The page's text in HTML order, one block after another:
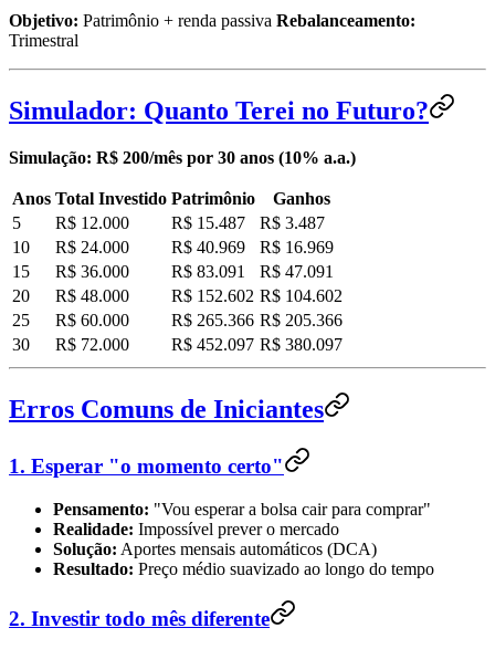
Objetivo: Patrimônio + renda passiva Rebalanceamento:
Trimestral
Simulador: Quanto Terei no Futuro?
Simulação: R$ 200/mês por 30 anos (10% a.a.)
Anos Total Investido Patrimônio
Ganhos
5
R$ 12.000 R$ 15.487
R$ 3.487
10
R$ 24.000 R$ 40.969
R$ 16.969
15
R$ 36.000 R$ 83.091
R$ 47.091
20
R$ 48.000 R$ 152.602 R$ 104.602
25
R$ 60.000 R$ 265.366 R$ 205.366
30
R$ 72.000 R$ 452.097 R$ 380.097
Erros Comuns de Iniciantes
1. Esperar "o momento certo"
Pensamento: "Vou esperar a bolsa cair para comprar"
Realidade: Impossível prever o mercado
Solução: Aportes mensais automáticos (DCA)
Resultado: Preço médio suavizado ao longo do tempo
2. Investir todo mês diferente